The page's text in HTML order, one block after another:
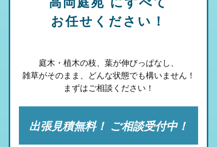
お任せください！
庭木・植木の枝、葉が伸びっぱなし、
雑草がそのまま、 どんな状態でも構いません！
まずはご相談ください！
出張見積無料！ ご相談受付中！